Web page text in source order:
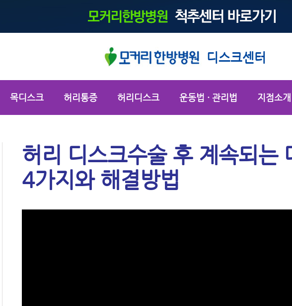
디스크센터
목디스크 허리통증 허리디스크 운동법 · 관리법 지점소개
허리 디스크수술 후 계속되는
4가지와 해결방법